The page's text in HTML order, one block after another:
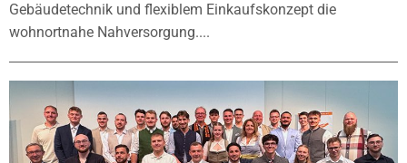
Gebäudetechnik und flexiblem Einkaufskonzept die
wohnortnahe Nahversorgung....